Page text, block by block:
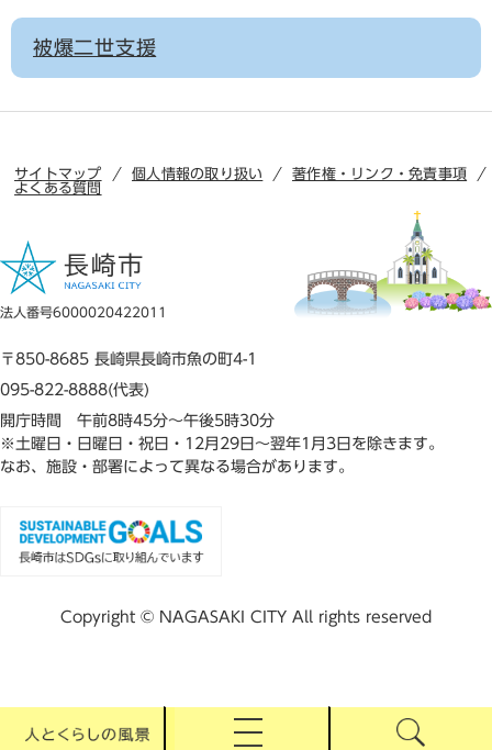
被爆二世支援
サイトマップ 個人情報の取り扱い
著作権・リンク・免責事項
よくある質問
法人番号6000020422011
〒850-8685 長崎県長崎市魚の町4-1
095-822-8888(代表)
開庁時間 午前8時45分～午後5時30分
※土曜日・日曜日・祝日・12月29日～翌年1月3日を除きます。
なお、施設・部署によって異なる場合があります。
Copyright © NAGASAKI CITY All rights reserved